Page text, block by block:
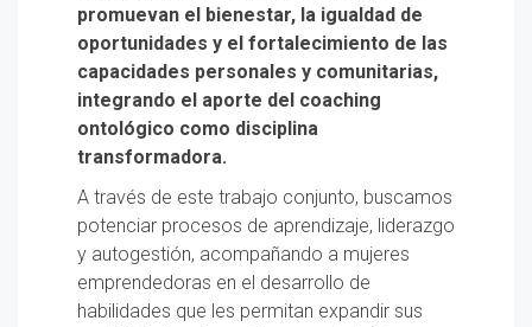
promuevan el bienestar, la igualdad de
oportunidades y el fortalecimiento de las
capacidades personales y comunitarias,
integrando el aporte del coaching
ontológico como disciplina
transformadora.
A través de este trabajo conjunto, buscamos
potenciar procesos de aprendizaje, liderazgo
y autogestión, acompañando a mujeres
emprendedoras en el desarrollo de
habilidades que les permitan expandir sus